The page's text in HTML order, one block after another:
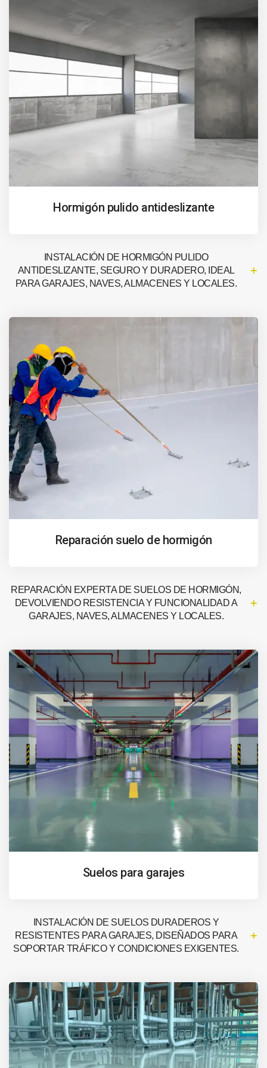
Hormigón pulido antideslizante
INSTALACIÓN DE HORMIGÓN PULIDO
ANTIDESLIZANTE, SEGURO Y DURADERO, IDEAL
PARA GARAJES, NAVES, ALMACENES Y LOCALES.
Reparación suelo de hormigón
REPARACIÓN EXPERTA DE SUELOS DE HORMIGÓN,
DEVOLVIENDO RESISTENCIA Y FUNCIONALIDAD A
GARAJES, NAVES, ALMACENES Y LOCALES.
Suelos para garajes
INSTALACIÓN DE SUELOS DURADEROS Y
RESISTENTES PARA GARAJES, DISEÑADOS PARA
SOPORTAR TRÁFICO Y CONDICIONES EXIGENTES.